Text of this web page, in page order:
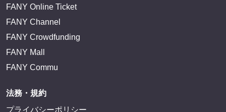
FANY Online Ticket
FANY Channel
FANY Crowdfunding
FANY Mall
FANY Commu
法務・規約
プライバシーポリシー